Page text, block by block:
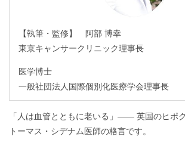
【執筆・監修】 阿部 博幸
東京キャンサークリニック理事長
医学博士
一般社団法人国際個別化医療学会理事長
「人は血管とともに老いる」―― 英国のヒポ
トーマス・シデナム医師の格言です。